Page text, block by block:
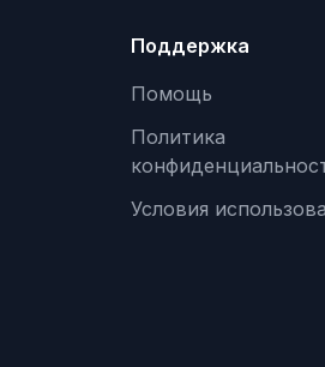
Поддержка
Помощь
Политика
Условия